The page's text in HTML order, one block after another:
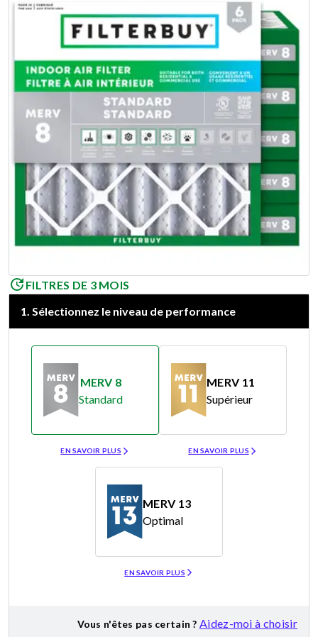
FILTRES DE 3 MOIS
1. Sélectionnez le niveau de performance
MERV 8
Standard
EN SAVOIR PLUS
MERV 11
Supérieur
EN SAVOIR PLUS
MERV 13
Optimal
EN SAVOIR PLUS
Vous n'êtes pas certain ? Aidez-moi à choisir